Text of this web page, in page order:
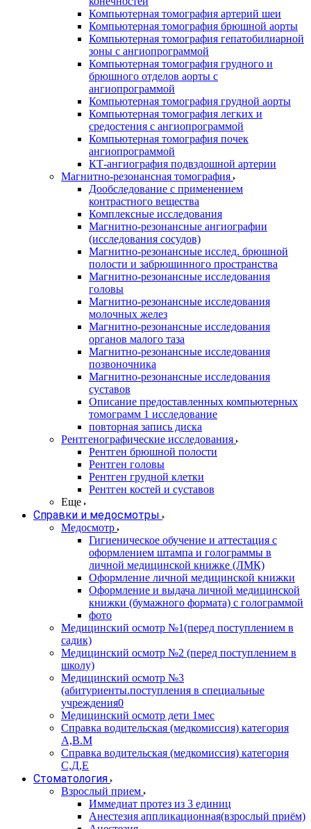
Компьютерная томография артерий шеи
Компьютерная томография брюшной аорты
Компьютерная томография гепатобилиарной
зоны с ангиопрограммой
Компьютерная томография грудного и
брюшного отделов аорты с
ангиопрограммой
Компьютерная томография грудной аорты
Компьютерная томография легких и
средостения с ангиопрограммой
Компьютерная томография почек
ангиопрограммой
КТ-ангиография подвздошной артерии
Магнитно-резонансная томография
Дообследование с применением
контрастного вещества
Комплексные исследования
Магнитно-резонансные ангиографии
(исследования сосудов)
Магнитно-резонансные исслед. брюшной
полости и забрюшинного пространства
Магнитно-резонансные исследования
головы
Магнитно-резонансные исследования
молочных желез
Магнитно-резонансные исследования
органов малого таза
Магнитно-резонансные исследования
позвоночника
Магнитно-резонансные исследования
суставов
Описание предоставленных компьютерных
томограмм 1 исследование
повторная запись диска
Рентгенографические исследования
Рентген брюшной полости
Рентген головы
Рентген грудной клетки
Рентген костей и суставов
Еще
Справки и медосмотры
Медосмотр
Гигиеническое обучение и аттестация с
оформлением штампа и голограммы в
личной медицинской книжке (ЛМК)
Оформление личной медицинской книжки
Оформление и выдача личной медицинской
книжки (бумажного формата) с голограммой
фото
Медицинский осмотр №1(перед поступлением в
садик)
Медицинский осмотр №2 (перед поступлением в
школу)
Медицинский осмотр №3
(абитуриенты.поступления в специальные
учреждения0
Медицинский осмотр дети 1мес
Справка водительская (медкомиссия) категория
А,В.М
Справка водительская (медкомиссия) категория
С,Д,Е
Стоматология
Взрослый прием
Иммедиат протез из 3 единиц
Анестезия аппликационная(взрослый приём)